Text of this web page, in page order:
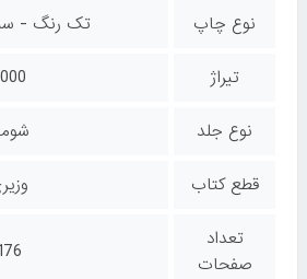
نوع چاپ تک رنگ -
تیراژ
نوع جلد
قطع کتاب
تعداد
صفحات